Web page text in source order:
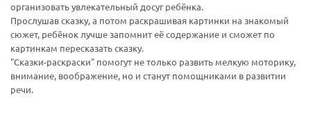
организовать увлекательный досуг ребёнка.
Прослушав сказку, а потом раскрашивая картинки на знакомый
сюжет, ребёнок лучше запомнит её содержание и сможет по
картинкам пересказать сказку.
"Сказки-раскраски" помогут не только развить мелкую моторику,
внимание, воображение, но и станут помощниками в развитии
речи.
политикой
конфидициальности
политикой
конфидициальности